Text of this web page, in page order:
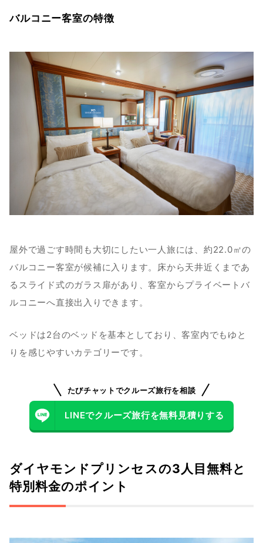
バルコニー客室の特徴
屋外で過ごす時間も大切にしたい一人旅には、約22.0㎡の
バルコニー客室が候補に入ります。床から天井近くまであ
るスライド式のガラス扉があり、客室からプライベートバ
ルコニーへ直接出入りできます。
ベッドは2台のベッドを基本としており、客室内でもゆと
りを感じやすいカテゴリーです。
たびチャットでクルーズ旅行を相談
LINEでクルーズ旅行を無料見積りする
ダイヤモンドプリンセスの3人目無料と
特別料金のポイント